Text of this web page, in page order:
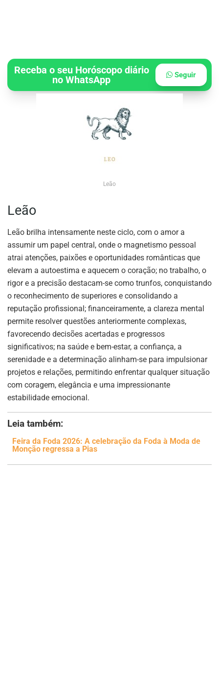
Receba o seu Horóscopo diário
no WhatsApp
Seguir
Leão
Leão
Leão brilha intensamente neste ciclo, com o amor a
assumir um papel central, onde o magnetismo pessoal
atrai atenções, paixões e oportunidades românticas que
elevam a autoestima e aquecem o coração; no trabalho, o
rigor e a precisão destacam-se como trunfos, conquistando
o reconhecimento de superiores e consolidando a
reputação profissional; financeiramente, a clareza mental
permite resolver questões anteriormente complexas,
favorecendo decisões acertadas e progressos
significativos; na saúde e bem-estar, a confiança, a
serenidade e a determinação alinham-se para impulsionar
projetos e relações, permitindo enfrentar qualquer situação
com coragem, elegância e uma impressionante
estabilidade emocional.
Leia também:
Feira da Foda 2026: A celebração da Foda à Moda de
Monção regressa a Pias